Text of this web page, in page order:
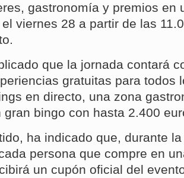
gastronomía y premios en
viernes 28 a partir de las
que la jornada contará
gratuitas para todos
en directo, una zona
gran bingo con hasta 2.400
ha indicado que, durante
persona que compre en
un cupón oficial del